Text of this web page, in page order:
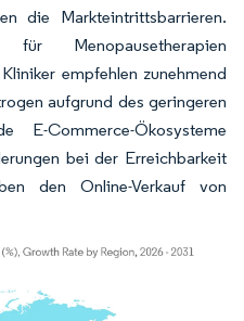
die Markteintrittsbarrieren.
Menopausetherapien
empfehlen zunehmend
aufgrund des geringeren
E-Commerce-Ökosysteme
bei der Erreichbarkeit
den Online-Verkauf von